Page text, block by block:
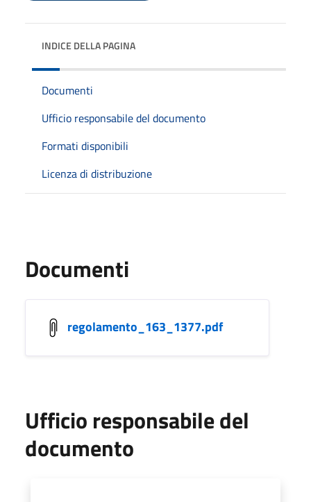
INDICE DELLA PAGINA
Documenti
Ufficio responsabile del documento
Formati disponibili
Licenza di distribuzione
Documenti
regolamento_163_1377.pdf
Ufficio responsabile del
documento